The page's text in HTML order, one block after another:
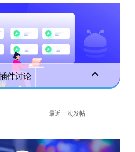
件讨论
最近一次发帖